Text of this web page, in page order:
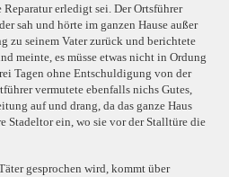
erledigt sei. Der Ortsführer
sah und hörte im ganzen Hause außer
zu seinem Vater zurück und berichtete
meinte, es müsse etwas nicht in Ordung
Tagen ohne Entschuldigung von der
vermutete ebenfalls nichs Gutes,
auf und drang, da das ganze Haus
Stadeltor ein, wo sie vor der Stalltüre die
gesprochen wird, kommt über